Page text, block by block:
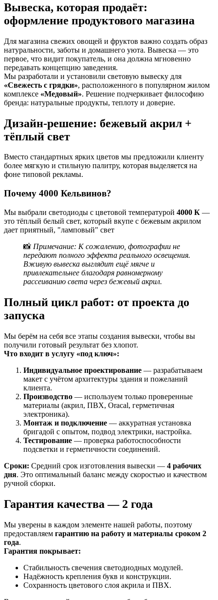
Вывеска, которая продаёт:
оформление продуктового магазина
Для магазина свежих овощей и фруктов важно создать образ
натуральности, заботы и домашнего уюта. Вывеска — это
первое, что видит покупатель, и она должна мгновенно
передавать концепцию заведения.
Мы разработали и установили световую вывеску для
«Свежесть с грядки», расположенного в популярном жилом
комплексе «Медовый». Решение подчеркивает философию
бренда: натуральные продукты, теплоту и доверие.
Дизайн-решение: бежевый акрил +
тёплый свет
Вместо стандартных ярких цветов мы предложили клиенту
более мягкую и стильную палитру, которая выделяется на
фоне типовой рекламы.
Почему 4000 Кельвинов?
Мы выбрали светодиоды с цветовой температурой 4000 К —
это тёплый белый свет, который вкупе с бежевым акрилом
дает приятный, "ламповый" свет
📸 Примечание: К сожалению, фотографии не
передают полного эффекта реального освещения.
Вживую вывеска выглядит ещё мягче и
привлекательнее благодаря равномерному
рассеиванию света через бежевый акрил.
Полный цикл работ: от проекта до
запуска
Мы берём на себя все этапы создания вывески, чтобы вы
получили готовый результат без хлопот.
Что входит в услугу «под ключ»:
Индивидуальное проектирование — разрабатываем
макет с учётом архитектуры здания и пожеланий
клиента.
Производство — используем только проверенные
материалы (акрил, ПВХ, Oracal, герметичная
электроника).
Монтаж и подключение — аккуратная установка
бригадой с опытом, подвод электрики, настройка.
Тестирование — проверка работоспособности
подсветки и герметичности соединений.
Сроки: Средний срок изготовления вывески — 4 рабочих
дня. Это оптимальный баланс между скоростью и качеством
ручной сборки.
Гарантия качества — 2 года
Мы уверены в каждом элементе нашей работы, поэтому
предоставляем гарантию на работу и материалы сроком 2
года.
Гарантия покрывает:
Стабильность свечения светодиодных модулей.
Надёжность крепления букв и конструкции.
Сохранность цветового слоя акрила и ПВХ.